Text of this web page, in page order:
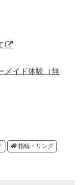
メイド体験（無
指輪・リング